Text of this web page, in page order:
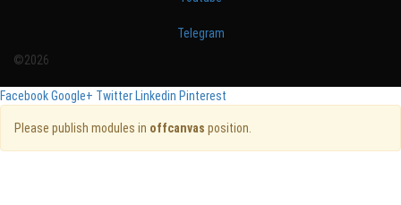
Telegram
©2026
FacebookGoogle+ TwitterLinkedin Pinterest
Please publish modules in offcanvas position.